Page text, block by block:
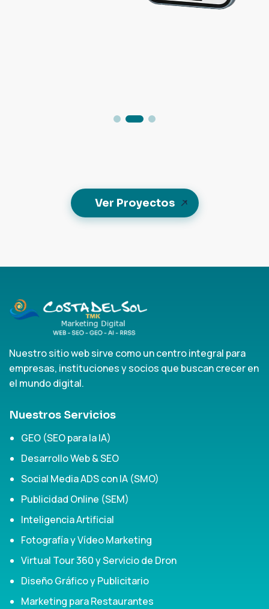
Ver Proyectos
Nuestro sitio web sirve como un centro integral para
empresas, instituciones y socios que buscan crecer en
el mundo digital.
Nuestros Servicios
GEO (SEO para la IA)
Desarrollo Web & SEO
Social Media ADS con IA (SMO)
Publicidad Online (SEM)
Inteligencia Artificial
Fotografía y Vídeo Marketing
Virtual Tour 360 y Servicio de Dron
Diseño Gráfico y Publicitario
Marketing para Restaurantes